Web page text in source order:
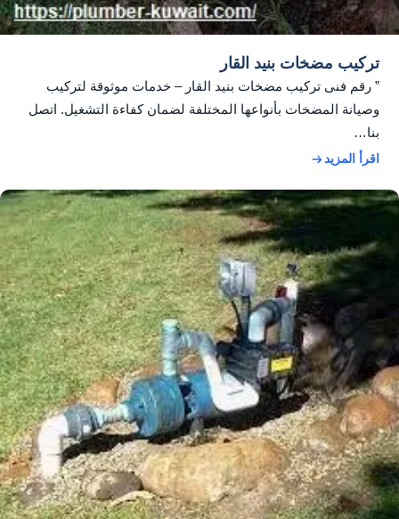
تركيب مضخات بنيد القار
” رقم فنى تركيب مضخات بنيد القار – خدمات موثوقة لتركيب
وصيانة المضخات بأنواعها المختلفة لضمان كفاءة التشغيل. اتصل
بنا…
اقرأ المزيد